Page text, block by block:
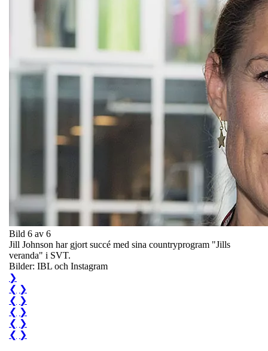
Bild 6 av 6
Jill Johnson har gjort succé med sina countryprogram "Jills
veranda" i SVT.
Bilder: IBL och Instagram
❯
❮ ❯
❮ ❯
❮ ❯
❮ ❯
❮ ❯